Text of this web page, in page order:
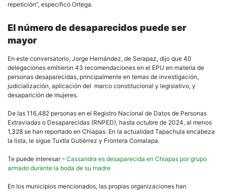
repetición”, especificó Ortega.
El número de desaparecidos puede ser
mayor
En este conversatorio, Jorge Hernández, de Serapaz, dijo que 40
delegaciones emitieron 43 recomendaciones en el EPU en materia de
personas desaparecidas, principalmente en temas de investigación,
judicialización, aplicación del marco constitucional y legislativo, y
desaparición de mujeres.
De las 116,482 personas en el Registro Nacional de Datos de Personas
Extraviadas o Desaparecidas (RNPED), hasta octubre de 2024, al menos
1,328 se han reportado en Chiapas. En la actualidad Tapachula encabeza
la lista, le sigue Tuxtla Gutiérrez y Frontera Comalapa.
Te puede interesar – Cassandra es desaparecida en Chiapas por grupo
armado durante la boda de su madre
En los municipios mencionados, las propias organizaciones han